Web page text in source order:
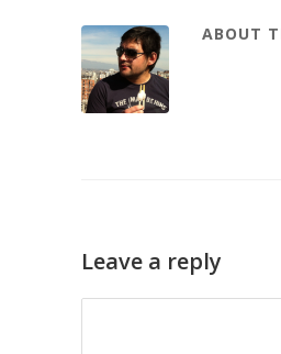
ABOUT
Leave a reply